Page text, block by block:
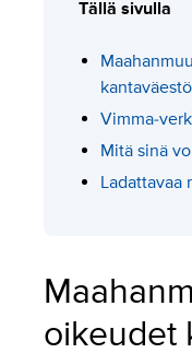
Tällä sivulla
Vimma-
Mitä sinä
Ladattavaa
oikeudet